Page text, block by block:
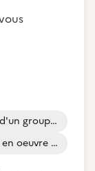
Assurer l'encadrement de l'enfant ou d'un groupe d'enfants
Accompagner l'élaboration et la mise en oeuvre d'un projet d'orientation professionnelle